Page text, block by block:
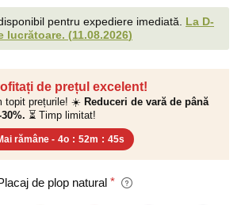
de prețul excelent!
topit prețurile! ☀️ Reduceri de vară de până
⏳ Timp limitat!
rămâne - 4o : 52m : 45s
de plop natural
pentru expediere imediată. La D-
lucrătoare. (11.08.2026)